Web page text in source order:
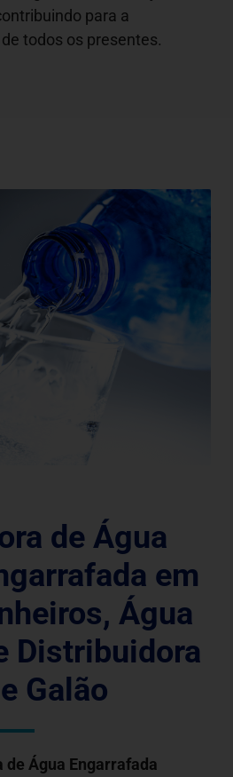
para a
todos os presentes.
de Água
em
Água
Distribuidora
Galão
de Água Engarrafada